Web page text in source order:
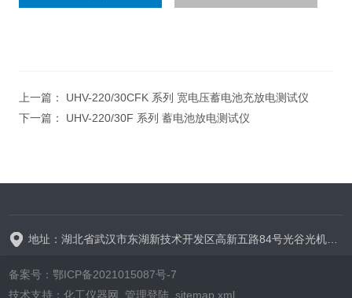
上一篇： UHV-220/30CFK 系列 宽电压蓄电池充放电测试仪
下一篇： UHV-220/30F 系列 蓄电池放电测试仪
地址：湖北省武汉市东湖新技术开发区高新五路84号光谷光机电产业园6栋
备案号：鄂ICP备2021015087号-7
技术支持：化工仪器网 管理登陆 sitemap.xml